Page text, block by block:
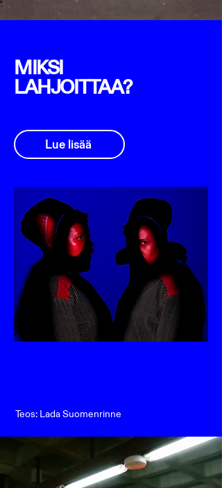
MIKSI
LAHJOITTAA?
Lue lisää
Teos: Lada Suomenrinne